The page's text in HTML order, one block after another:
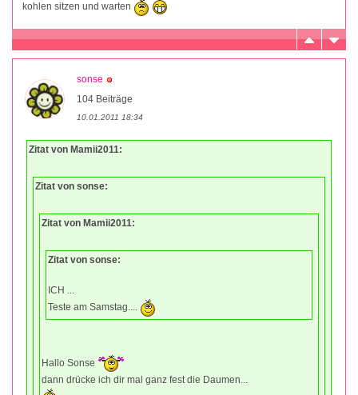
kohlen sitzen und warten
sonse
104 Beiträge
10.01.2011 18:34
Zitat von Mamii2011:
Zitat von sonse:
Zitat von Mamii2011:
Zitat von sonse:
ICH ...
Teste am Samstag....
Hallo Sonse
dann drücke ich dir mal ganz fest die Daumen...